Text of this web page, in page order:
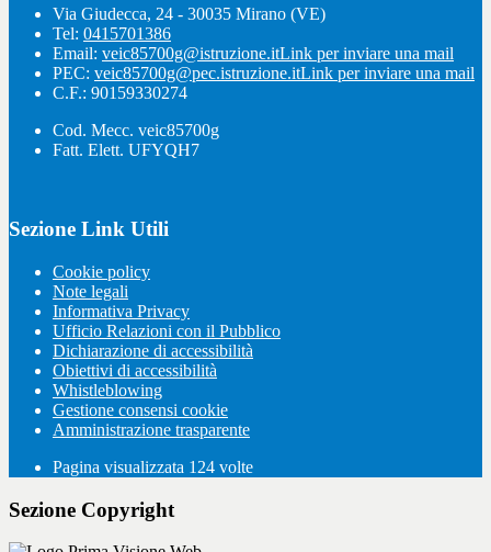
Via Giudecca, 24 - 30035 Mirano (VE)
Tel: 0415701386
Email: veic85700g@istruzione.itLink per inviare una mail
PEC: veic85700g@pec.istruzione.itLink per inviare una mail
C.F.: 90159330274
Cod. Mecc. veic85700g
Fatt. Elett. UFYQH7
Sezione Link Utili
Cookie policy
Note legali
Informativa Privacy
Ufficio Relazioni con il Pubblico
Dichiarazione di accessibilità
Obiettivi di accessibilità
Whistleblowing
Gestione consensi cookie
Amministrazione trasparente
Pagina visualizzata 124 volte
Sezione Copyright